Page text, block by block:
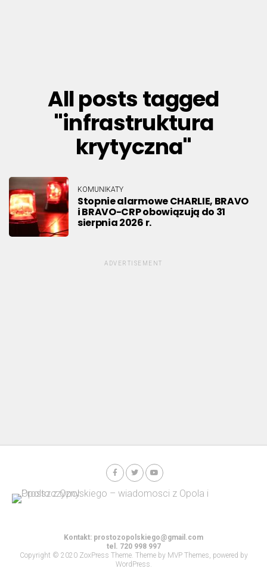
All posts tagged
"infrastruktura
krytyczna"
KOMUNIKATY
Stopnie alarmowe CHARLIE, BRAVO
i BRAVO-CRP obowiązują do 31
sierpnia 2026 r.
ADVERTISEMENT
Kontakt: prostozopolskiego@gmail.com
tel. 720 998 997
Copyright © 2020 ZoxPress Theme. Theme by MVP Themes, powered by
WordPress.